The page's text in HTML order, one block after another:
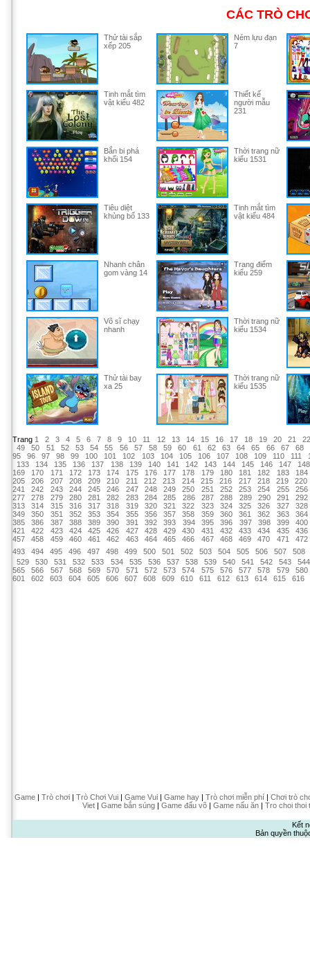
CÁC TRÒ
Thử tài sắp
xếp 205
Ném lựu đạn
7
Tinh mắt tìm
vật kiểu 482
Thiết kế
người mẫu
231
Bắn bi phá
khối 154
Thời trang nữ
kiểu 1531
Tiêu diệt
khủng bố 133
Tinh mắt tìm
vật kiểu 484
Nhanh chân
gom vàng 14
Trang điểm
kiểu 259
Võ sĩ chạy
nhanh
Thời trang nữ
kiểu 1534
Thử tài bay
xa 25
Thời trang nữ
kiểu 1535
Trang 1 2 3 4 5 6 7 8 9 10 11 12 13 14 15 16 17 18 19 20 21
22
49
50 51 52 53 54 55 56 57 58 59 60 61 62 63 64 65 66 67
68
95
96 97 98 99 100 101 102 103 104 105 106 107 108 109 110 111
133
134 135 136 137 138 139 140 141 142 143 144 145 146 147
148
169
170 171 172 173 174 175 176 177 178 179 180 181 182 183
184
205
206 207 208 209 210 211 212 213 214 215 216 217 218 219
220
241
242 243 244 245 246 247 248 249 250 251 252 253 254 255
256
277
278 279 280 281 282 283 284 285 286 287 288 289 290 291
292
313
314 315 316 317 318 319 320 321 322 323 324 325 326 327
328
349
350 351 352 353 354 355 356 357 358 359 360 361 362 363
364
385
386 387 388 389 390 391 392 393 394 395 396 397 398 399
400
421
422 423 424 425 426 427 428 429 430 431 432 433 434 435
436
457
458 459 460 461 462 463 464 465 466 467 468 469 470 471
472
493
494 495 496 497 498 499 500 501 502 503 504 505 506 507
508
529
530 531 532 533 534 535 536 537 538 539 540 541 542 543
544
565
566 567 568 569 570 571 572 573 574 575 576 577 578 579
580
601
602 603 604 605 606 607 608 609 610 611 612 613 614 615 616
Game| Trò chơi| Trò Chơi Vui| Game Vui| Game hay| Trò chơi miễn phí| Chơi trò
Viet| Game bắn súng| Game đấu võ| Game nấu ăn| Tro choi thoi
Kết
Bản quyền